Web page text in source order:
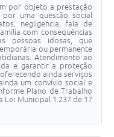
por objeto a prestação
uma questão social
negligencia, fala de
com consequências
pessoas idosas, que
ou permanente
Atendimento ao
e garantir a proteção
ainda serviços
um convívio social e
Plano de Trabalho
Lei Municipal 1.237 de 17